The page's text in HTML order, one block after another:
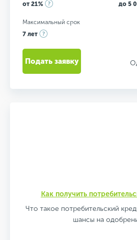
от 21%
до 5
Максимальный срок
7 лет
Подать заявку
Как получить
Что такое потребительский
шансы на